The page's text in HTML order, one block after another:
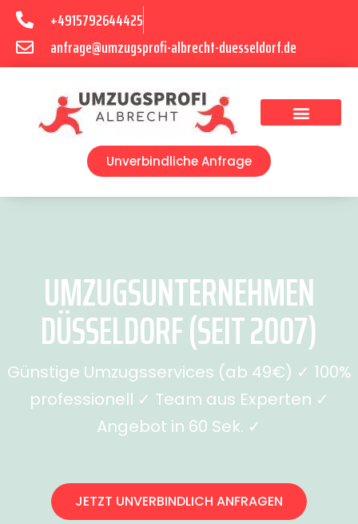
+4915792644425
anfrage@umzugsprofi-albrecht-duesseldorf.de
Unverbindliche Anfrage
UMZUGSUNTERNEHMEN
DÜSSELDORF (SEIT 2007)
Günstige Umzugsservices (ab 49€) ✓ 100%
professionell ✓ Team aus Experten ✓
Angebot in 60 Sek. ✓
JETZT UNVERBINDLICH ANFRAGEN